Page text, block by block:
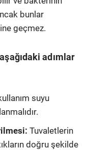
bunlar
geçmez.​
adımlar
suyu
Tuvaletlerin
doğru şekilde